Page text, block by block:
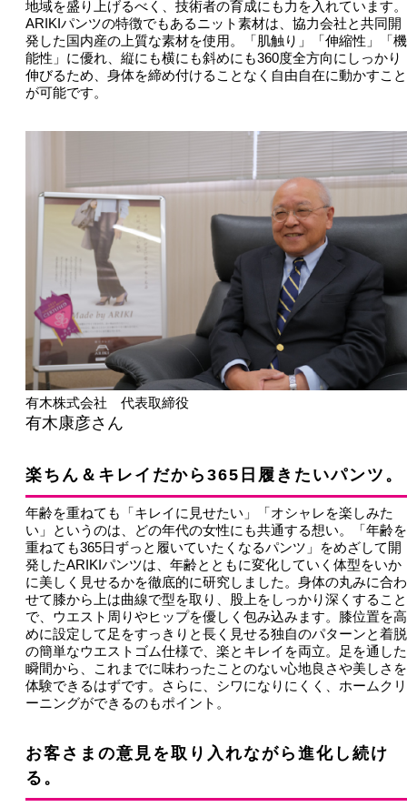
地域を盛り上げるべく、技術者の育成にも力を入れています。
ARIKIパンツの特徴でもあるニット素材は、協力会社と共同開
発した国内産の上質な素材を使用。「肌触り」「伸縮性」「機
能性」に優れ、縦にも横にも斜めにも360度全方向にしっかり
伸びるため、身体を締め付けることなく自由自在に動かすこと
が可能です。
有木株式会社 代表取締役
有木康彦さん
楽ちん＆キレイだから365日履きたいパンツ。
年齢を重ねても「キレイに見せたい」「オシャレを楽しみた
い」というのは、どの年代の女性にも共通する想い。「年齢を
重ねても365日ずっと履いていたくなるパンツ」をめざして開
発したARIKIパンツは、年齢とともに変化していく体型をいか
に美しく見せるかを徹底的に研究しました。身体の丸みに合わ
せて膝から上は曲線で型を取り、股上をしっかり深くすること
で、ウエスト周りやヒップを優しく包み込みます。膝位置を高
めに設定して足をすっきりと長く見せる独自のパターンと着脱
の簡単なウエストゴム仕様で、楽とキレイを両立。足を通した
瞬間から、これまでに味わったことのない心地良さや美しさを
体験できるはずです。さらに、シワになりにくく、ホームクリ
ーニングができるのもポイント。
お客さまの意見を取り入れながら進化し続け
る。